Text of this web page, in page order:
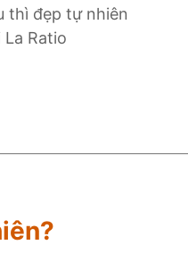
thì đẹp tự nhiên
Ratio